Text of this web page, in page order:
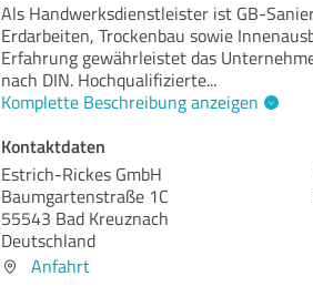
Als Handwerksdienstleister ist GB-
Erdarbeiten, Trockenbau sowie
Erfahrung gewährleistet das
nach DIN. Hochqualifizierte...
Komplette Beschreibung anzeigen
Kontaktdaten
Estrich-Rickes GmbH
Baumgartenstraße 1C
55543 Bad Kreuznach
Deutschland
Anfahrt